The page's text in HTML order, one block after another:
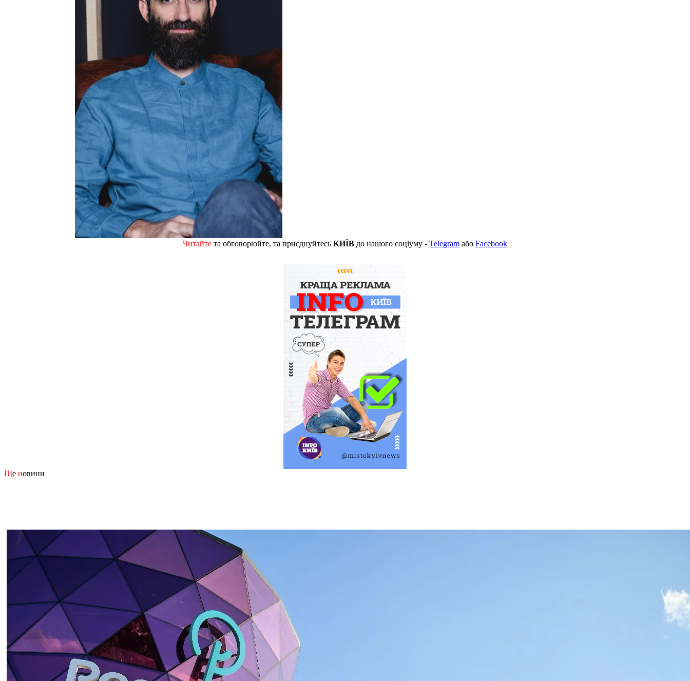
Читайте та обговорюйте, та приєднуйтесь КИЇВ до нашого соціуму - Telegram або Facebook
Ще новини